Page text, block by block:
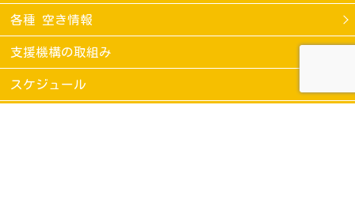
各種 空き情報
支援機構の取組み
スケジュール